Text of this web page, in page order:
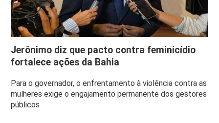
Jerônimo diz que pacto contra feminicídio
fortalece ações da Bahia
Para o governador, o enfrentamento à violência contra as
mulheres exige o engajamento permanente dos gestores
públicos